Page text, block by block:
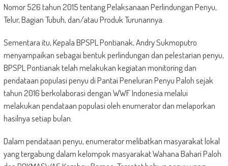
Nomor 526 tahun 2015 tentang Pelaksanaan Perlindungan Penyu,
Telur, Bagian Tubuh, dan/atau Produk Turunannya.
Sementara itu, Kepala BPSPL Pontianak, Andry Sukmoputro
menyampaikan sebagai bentuk perlindungan dan pelestarian penyu,
BPSPL Pontianak telah melakukan kegiatan monitoring dan
pendataan populasi penyu di Pantai Peneluran Penyu Paloh sejak
tahun 2016 berkolaborasi dengan WWF Indonesia melalui
melakukan pendataan populasi oleh enumerator dan melaporkan
hasilnya setiap bulan.
Dalam pendataan penyu, enumerator melibatkan masyarakat lokal
yang tergabung dalam kelompok masyarakat Wahana Bahari Paloh